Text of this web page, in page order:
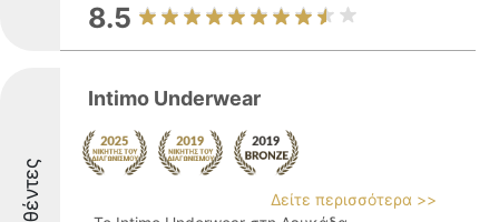
8.5
Intimo Underwear
Δείτε περισσότερα >>